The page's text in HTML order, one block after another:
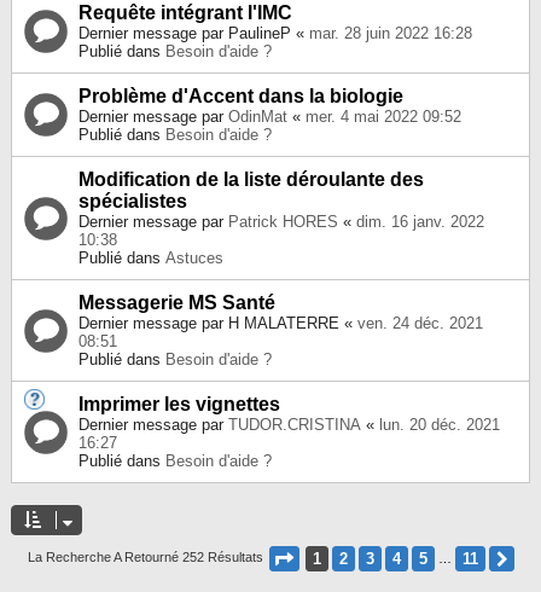
Requête intégrant l'IMC
Dernier message par PaulineP « mar. 28 juin 2022 16:28
Publié dans Besoin d'aide ?
Problème d'Accent dans la biologie
Dernier message par OdinMat « mer. 4 mai 2022 09:52
Publié dans Besoin d'aide ?
Modification de la liste déroulante des
spécialistes
Dernier message par Patrick HORES « dim. 16 janv. 2022
10:38
Publié dans Astuces
Messagerie MS Santé
Dernier message par H MALATERRE « ven. 24 déc. 2021
08:51
Publié dans Besoin d'aide ?
Imprimer les vignettes
Dernier message par TUDOR.CRISTINA « lun. 20 déc. 2021
16:27
Publié dans Besoin d'aide ?
La Recherche A Retourné 252 Résultats Page 1Sur 11
1 2 3 4 5 11